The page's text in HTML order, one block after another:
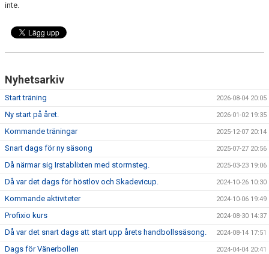
inte.
Nyhetsarkiv
Start träning 2026-08-04 20:05
Ny start på året. 2026-01-02 19:35
Kommande träningar 2025-12-07 20:14
Snart dags för ny säsong 2025-07-27 20:56
Då närmar sig Irstablixten med stormsteg. 2025-03-23 19:06
Då var det dags för höstlov och Skadevicup. 2024-10-26 10:30
Kommande aktiviteter 2024-10-06 19:49
Profixio kurs 2024-08-30 14:37
Då var det snart dags att start upp årets handbollssäsong. 2024-08-14 17:51
Dags för Vänerbollen 2024-04-04 20:41